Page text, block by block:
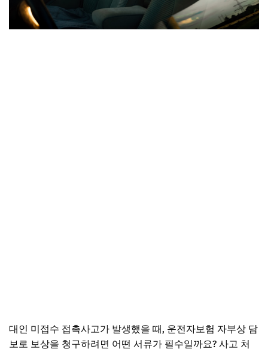
대인 미접수 접촉사고가 발생했을 때, 운전자보험 자부상 담
보로 보상을 청구하려면 어떤 서류가 필수일까요? 사고 처